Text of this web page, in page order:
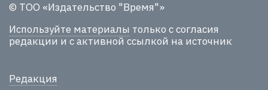
© ТОО «Издательство "Время"»
Используйте материалы только с согласия
редакции и с активной ссылкой на источник
Редакция